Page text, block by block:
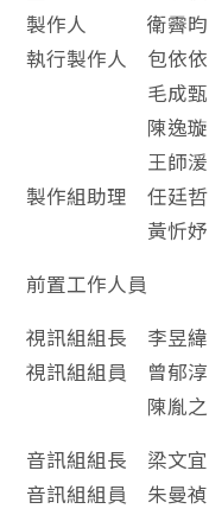
製作人 衛霽昀
執行製作人 包依依
毛成甄
陳逸璇
王師湲
製作組助理 任廷哲
黃忻妤
前置工作人員
視訊組組長 李昱緯
視訊組組員 曾郁淳
陳胤之
音訊組組長 梁文宜
音訊組組員 朱曼禎